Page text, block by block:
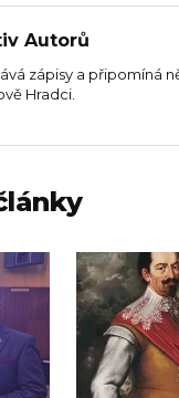
Autorů
zápisy a připomíná
Hradci.